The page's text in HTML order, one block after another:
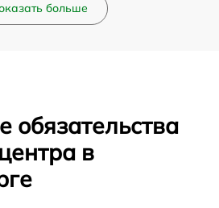
больше
обязательства
в